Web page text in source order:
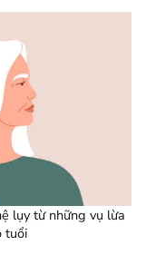
lụy từ những vụ lừa
tuổi